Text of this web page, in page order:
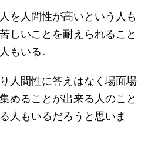
を人間性が高いという人も
しいことを耐えられること
もいる。
人間性に答えはなく場面場
めることが出来る人のこと
人もいるだろうと思いま